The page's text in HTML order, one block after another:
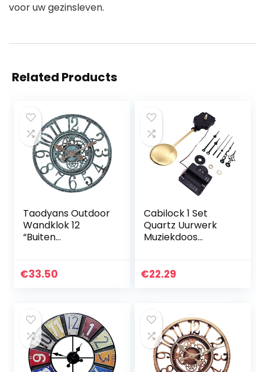
voor uw gezinsleven.
Related Products
Taodyans Outdoor
Wandklok 12
“Buiten
Batterij Operated
Decor Klokken -
Niet Stil (Turkoois)
€33.50
Cabilock 1 Set
Quartz Uurwerk
Muziekdoos
Slinger Trigger
€22.29